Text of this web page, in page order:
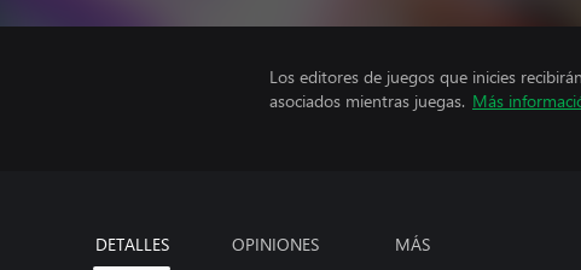
Los editores de juegos que inicies
asociados mientras juegas. Más
DETALLES OPINIONES MÁS